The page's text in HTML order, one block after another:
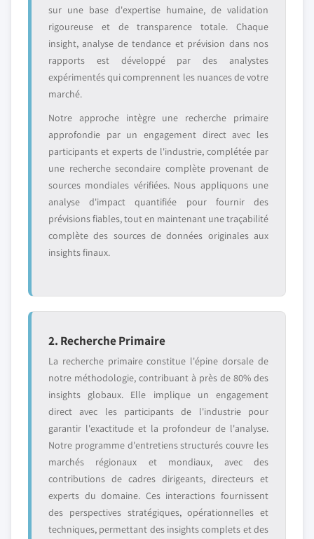
sur une base d'expertise humaine, de validation
rigoureuse et de transparence totale. Chaque
insight, analyse de tendance et prévision dans nos
rapports est développé par des analystes
expérimentés qui comprennent les nuances de votre
marché.
Notre approche intègre une recherche primaire
approfondie par un engagement direct avec les
participants et experts de l'industrie, complétée par
une recherche secondaire complète provenant de
sources mondiales vérifiées. Nous appliquons une
analyse d'impact quantifiée pour fournir des
prévisions fiables, tout en maintenant une traçabilité
complète des sources de données originales aux
insights finaux.
2. Recherche Primaire
La recherche primaire constitue l'épine dorsale de
notre méthodologie, contribuant à près de 80% des
insights globaux. Elle implique un engagement
direct avec les participants de l'industrie pour
garantir l'exactitude et la profondeur de l'analyse.
Notre programme d'entretiens structurés couvre les
marchés régionaux et mondiaux, avec des
contributions de cadres dirigeants, directeurs et
experts du domaine. Ces interactions fournissent
des perspectives stratégiques, opérationnelles et
techniques, permettant des insights complets et des